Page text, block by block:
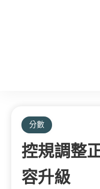
分數
控規調整
容升級